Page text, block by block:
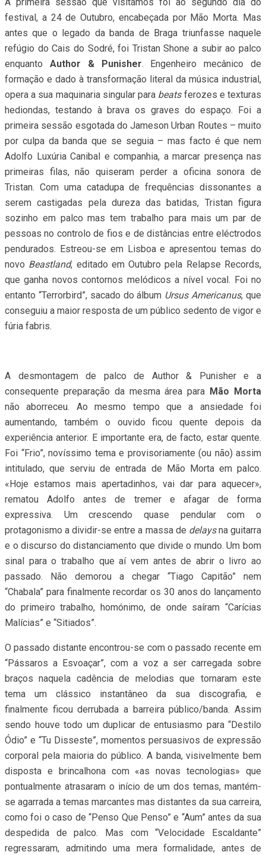
A primeira sessão que visitámos foi ao segundo dia do
festival, a 24 de Outubro, encabeçada por Mão Morta. Mas
antes que o legado da banda de Braga triunfasse naquele
refúgio do Cais do Sodré, foi Tristan Shone a subir ao palco
enquanto Author & Punisher. Engenheiro mecânico de
formação e dado à transformação literal da música industrial,
opera a sua maquinaria singular para beatsferozes e texturas
hediondas, testando à brava os graves do espaço. Foi a
primeira sessão esgotada do Jameson Urban Routes – muito
por culpa da banda que se seguia – mas facto é que nem
Adolfo Luxúria Canibal e companhia, a marcar presença nas
primeiras filas, não quiseram perder a oficina sonora de
Tristan. Com uma catadupa de frequências dissonantes a
serem castigadas pela dureza das batidas, Tristan figura
sozinho em palco mas tem trabalho para mais um par de
pessoas no controlo de fios e de distâncias entre eléctrodos
pendurados. Estreou-se em Lisboa e apresentou temas do
novo Beastland, editado em Outubro pela Relapse Records,
que ganha novos contornos melódicos a nível vocal. Foi no
entanto “Terrorbird”, sacado do álbum Ursus Americanus, que
conseguiu a maior resposta de um público sedento de vigor e
fúria fabris.
A desmontagem de palco de Author & Punisher e a
consequente preparação da mesma área para Mão Morta
não aborreceu. Ao mesmo tempo que a ansiedade foi
aumentando, também o ouvido ficou quente depois da
experiência anterior. E importante era, de facto, estar quente.
Foi “Frio”, novíssimo tema e provisoriamente (ou não) assim
intitulado, que serviu de entrada de Mão Morta em palco.
«Hoje estamos mais apertadinhos, vai dar para aquecer»,
rematou Adolfo antes de tremer e afagar de forma
expressiva. Um crescendo quase pendular com o
protagonismo a dividir-se entre a massa de delaysna guitarra
e o discurso do distanciamento que divide o mundo. Um bom
sinal para o trabalho que aí vem antes de abrir o livro ao
passado. Não demorou a chegar “Tiago Capitão” nem
“Chabala” para finalmente recordar os 30 anos do lançamento
do primeiro trabalho, homónimo, de onde saíram “Carícias
Malícias” e “Sitiados”.
O passado distante encontrou-se com o passado recente em
“Pássaros a Esvoaçar”, com a voz a ser carregada sobre
braços naquela cadência de melodias que tornaram este
tema um clássico instantâneo da sua discografia, e
finalmente ficou derrubada a barreira público/banda. Assim
sendo houve todo um duplicar de entusiasmo para “Destilo
Ódio” e “Tu Disseste”, momentos persuasivos de expressão
corporal pela maioria do público. A banda, visivelmente bem
disposta e brincalhona com «as novas tecnologias» que
pontualmente atrasaram o início de um dos temas, mantém-
se agarrada a temas marcantes mas distantes da sua carreira,
como foi o caso de “Penso Que Penso” e “Aum” antes da sua
despedida de palco. Mas com “Velocidade Escaldante”
regressaram, admitindo uma mera formalidade, antes de